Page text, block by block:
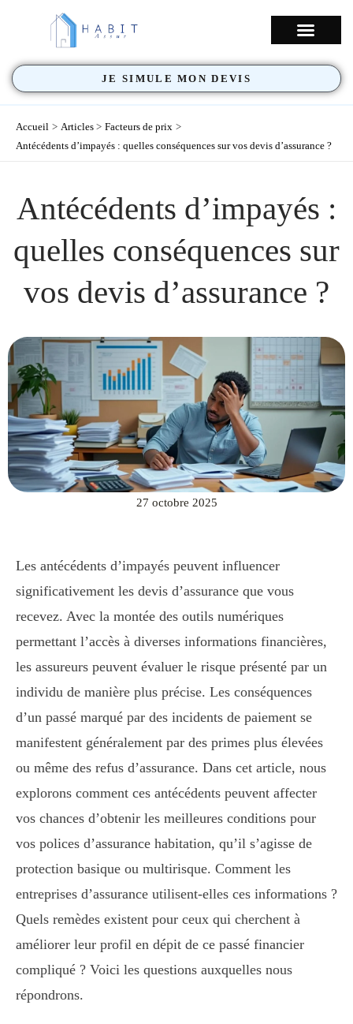
contenu
JE SIMULE MON DEVIS
Accueil Articles
Facteurs de prix
Antécédents d’impayés : quelles conséquences sur vos devis d’assurance ?
Antécédents d’impayés :
quelles conséquences sur
vos devis d’assurance ?
27 octobre 2025
Les antécédents d’impayés peuvent influencer
significativement les devis d’assurance que vous
recevez. Avec la montée des outils numériques
permettant l’accès à diverses informations financières,
les assureurs peuvent évaluer le risque présenté par un
individu de manière plus précise. Les conséquences
d’un passé marqué par des incidents de paiement se
manifestent généralement par des primes plus élevées
ou même des refus d’assurance. Dans cet article, nous
explorons comment ces antécédents peuvent affecter
vos chances d’obtenir les meilleures conditions pour
vos polices d’assurance habitation, qu’il s’agisse de
protection basique ou multirisque. Comment les
entreprises d’assurance utilisent-elles ces informations ?
Quels remèdes existent pour ceux qui cherchent à
améliorer leur profil en dépit de ce passé financier
compliqué ? Voici les questions auxquelles nous
répondrons.